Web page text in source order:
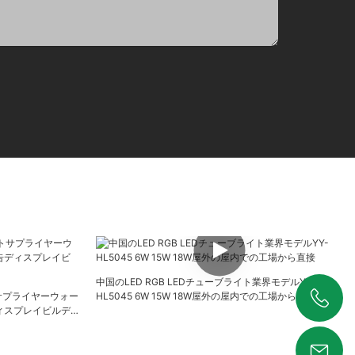
ライヤーウォー
プレイビルデ
中国のLED RGB LEDチューブライト業界モデルYY-
HL5045 6W 15W 18W屋外の屋内での工場から直接